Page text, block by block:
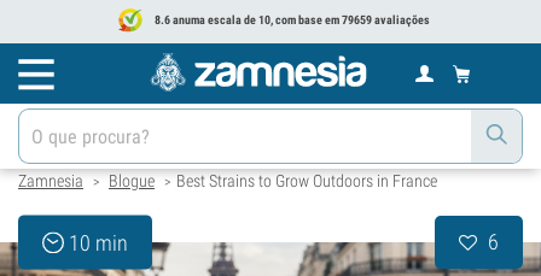
8.6 anuma escala de 10, com base em 79659 avaliações
Zamnesia > Blogue > Best Strains to Grow Outdoors in France
10 min 6